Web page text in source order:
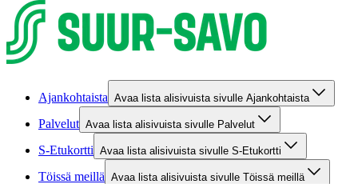
Ajankohtaista Avaa lista alisivuista sivulle Ajankohtaista
Palvelut Avaa lista alisivuista sivulle Palvelut
S-Etukortti Avaa lista alisivuista sivulle S-Etukortti
Töissä meillä Avaa lista alisivuista sivulle Töissä meillä